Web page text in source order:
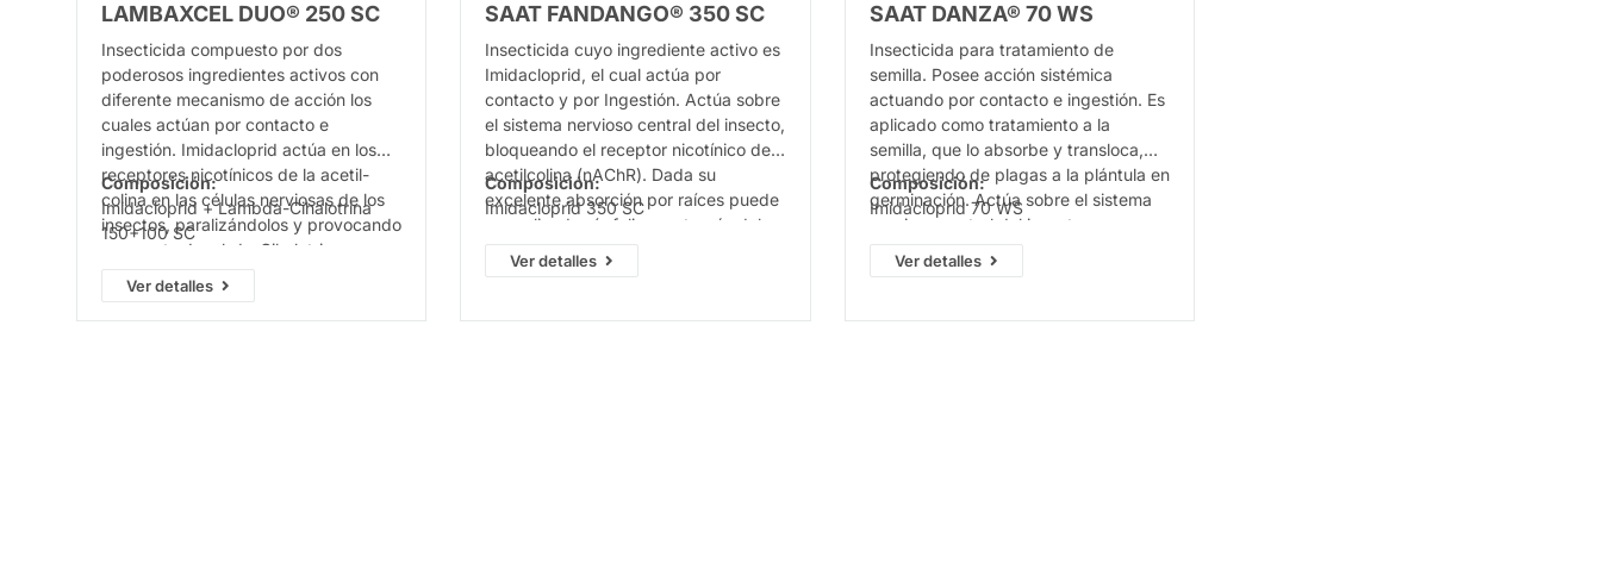
LAMBAXCEL DUO® 250 SC
Insecticida compuesto por dos
poderosos ingredientes activos con
diferente mecanismo de acción los
cuales actúan por contacto e
ingestión. Imidacloprid actúa en los
receptores nicotínicos de la acetil-
colina en las células nerviosas de los
insectos, paralizándolos y provocando
su muerte. Lambda-Cihalotrina,
piretroide que actúa en el sistema
nervioso de los insectos alterando el
funcionamiento de las neuronas,
Composición:
Imidacloprid + Lambda-Cihalotrina
150+100 SC
Ver detalles
SAAT FANDANGO® 350 SC
Insecticida cuyo ingrediente activo es
Imidacloprid, el cual actúa por
contacto y por Ingestión. Actúa sobre
el sistema nervioso central del insecto,
bloqueando el receptor nicotínico de
acetilcolina (nAChR). Dada su
excelente absorción por raíces puede
ser aplicado vía foliar o a través del
sistema de riego. Especialmente
indicado para el control de áfidos y
Composición:
Imidacloprid 350 SC
Ver detalles
SAAT DANZA® 70 WS
Insecticida para tratamiento de
semilla. Posee acción sistémica
actuando por contacto e ingestión. Es
aplicado como tratamiento a la
semilla, que lo absorbe y transloca,
protegiendo de plagas a la plántula en
germinación. Actúa sobre el sistema
nervioso central del insecto,
bloqueando del receptor nicotínico de
acetilcolina (nAChR). Especialmente
chupadores/picadores y vectores de
Composición:
Imidacloprid 70 WS
Ver detalles